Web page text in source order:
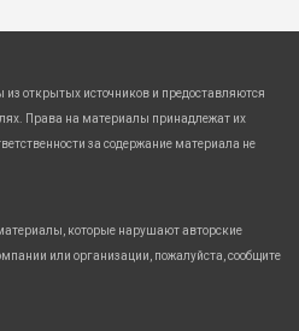
открытых источников и предоставляются
Права на материалы принадлежат их
за содержание материала не
которые нарушают авторские
или организации, пожалуйста, сообщите